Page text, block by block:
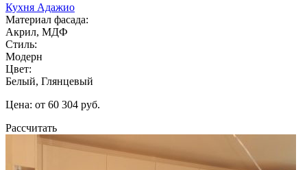
Кухня Адажио
Материал фасада:
Акрил, МДФ
Стиль:
Модерн
Цвет:
Белый, Глянцевый
Цена: от 60 304 руб.
Рассчитать